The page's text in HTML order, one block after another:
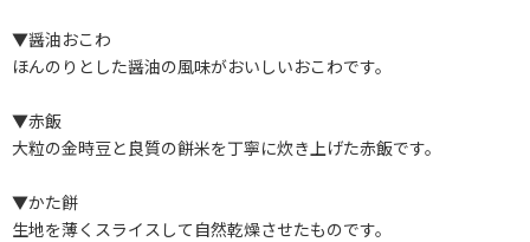
▼醤油おこわ
ほんのりとした醤油の風味がおいしいおこわです。
▼赤飯
大粒の金時豆と良質の餅米を丁寧に炊き上げた赤飯です。
▼かた餅
生地を薄くスライスして自然乾燥させたものです。